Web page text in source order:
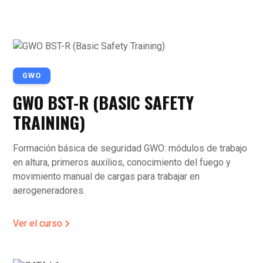
GWO
GWO BST-R (BASIC SAFETY
TRAINING)
Formación básica de seguridad GWO: módulos de trabajo
en altura, primeros auxilios, conocimiento del fuego y
movimiento manual de cargas para trabajar en
aerogeneradores.
Ver el curso